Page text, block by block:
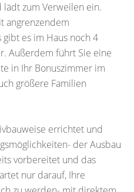
zum Verweilen ein.
angrenzendem
es im Haus noch 4
Außerdem führt Sie eine
in Ihr Bonuszimmer im
größere Familien
errichtet und
der Ausbau
vorbereitet und das
nur darauf, Ihre